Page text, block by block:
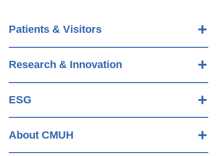
Patients & Visitors
Research & Innovation
ESG
About CMUH